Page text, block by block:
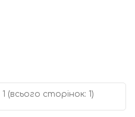
(всього сторінок: 1)